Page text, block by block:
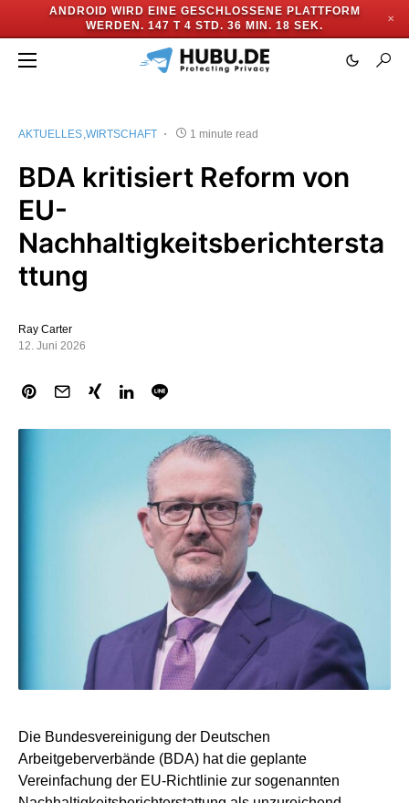
ANDROID WIRD EINE GESCHLOSSENE PLATTFORM
WERDEN. 147 T 4 STD. 36 MIN. 18 SEK.
✕
AKTUELLES WIRTSCHAFT 1 minute read
BDA kritisiert Reform von
EU-
Nachhaltigkeitsberichtersta
ttung
Ray Carter
12. Juni 2026
Die Bundesvereinigung der Deutschen
Arbeitgeberverbände (BDA) hat die geplante
Vereinfachung der EU-Richtlinie zur sogenannten